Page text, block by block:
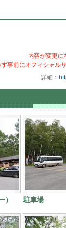
内容が変更に
ず事前にオフィシャル
詳細：
） 駐車場